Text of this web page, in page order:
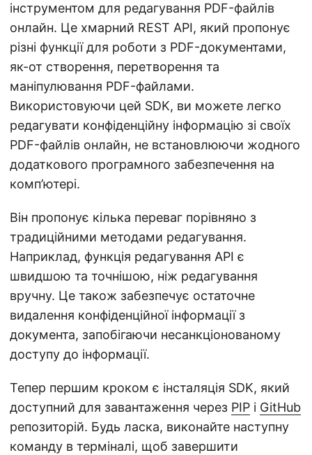
інструментом для редагування PDF-файлів
онлайн. Це хмарний REST API, який пропонує
різні функції для роботи з PDF-документами,
як-от створення, перетворення та
маніпулювання PDF-файлами.
Використовуючи цей SDK, ви можете легко
редагувати конфіденційну інформацію зі своїх
PDF-файлів онлайн, не встановлюючи жодного
додаткового програмного забезпечення на
комп’ютері.
Він пропонує кілька переваг порівняно з
традиційними методами редагування.
Наприклад, функція редагування API є
швидшою та точнішою, ніж редагування
вручну. Це також забезпечує остаточне
видалення конфіденційної інформації з
документа, запобігаючи несанкціонованому
доступу до інформації.
Тепер першим кроком є інсталяція SDK, який
доступний для завантаження через PIP і GitHub
репозиторій. Будь ласка, виконайте наступну
команду в терміналі, щоб завершити